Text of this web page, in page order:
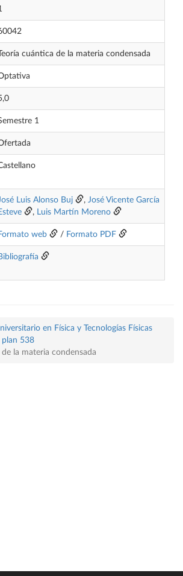
Teoría cuántica de la materia condensada
1
Luis Alonso Buj , José Vicente García
, Luis Martín Moreno
web / Formato PDF
en Física y Tecnologías Físicas
plan 538
de la materia condensada